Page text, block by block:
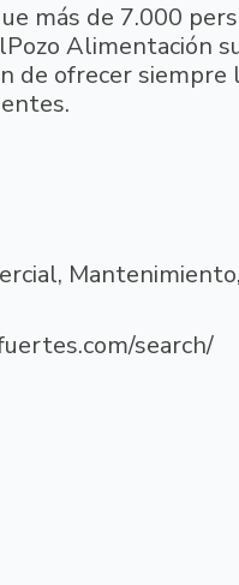
más de 7.000
Alimentación
de ofrecer siempre
search/